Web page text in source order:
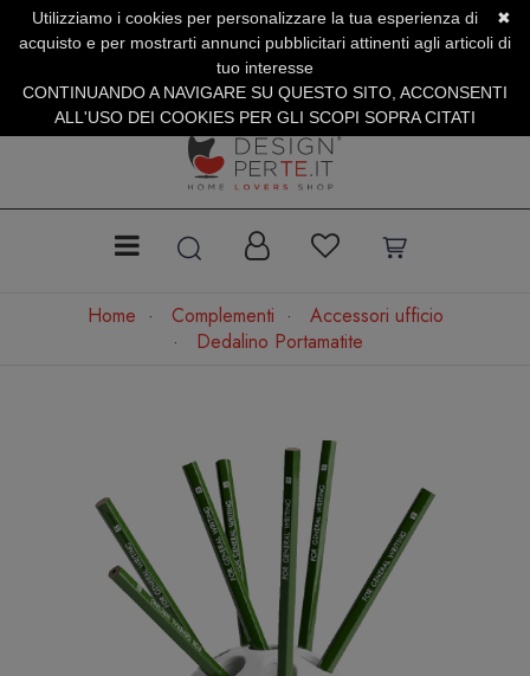
SERVIZIO CLIENTI +39.0773.470.562
SUMMER SALES | Fino al 31 Agosto
Home Complementi
Accessori ufficio
Dedalino Portamatite
✖
Utilizziamo i cookies per personalizzare la tua esperienza di
acquisto e per mostrarti annunci pubblicitari attinenti agli articoli di
tuo interesse
CONTINUANDO A NAVIGARE SU QUESTO SITO, ACCONSENTI
ALL'USO DEI COOKIES PER GLI SCOPI SOPRA CITATI